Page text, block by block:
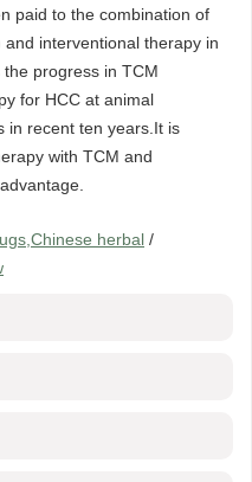
paid to the combination of
interventional therapy in
progress in TCM
for HCC at animal
in recent ten years.It is
with TCM and
herbal /